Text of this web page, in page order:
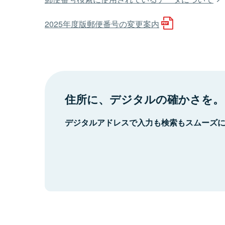
2025年度版郵便番号の変更案内
住所に、デジタルの確かさを。
デジタルアドレスで入力も検索もスムーズ